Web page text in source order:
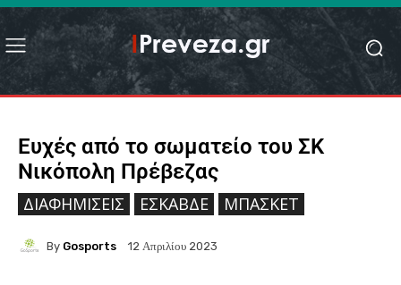
Ευχές από το σωματείο του ΣΚ
Νικόπολη Πρέβεζας
ΔΙΑΦΗΜΊΣΕΙΣ ΕΣΚΑΒΔΕ ΜΠΆΣΚΕΤ
By Gosports 12 Απριλίου 2023